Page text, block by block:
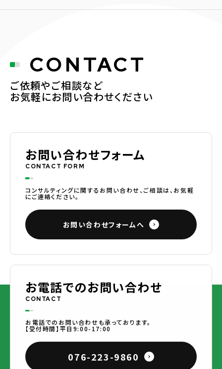
CONTACT
ご依頼やご相談など
お気軽にお問い合わせください
お問い合わせフォーム
CONTACT FORM
コンサルティングに関するお問い合わせ、ご相談は、お気軽
にご連絡ください。
お問い合わせフォームへ
お電話でのお問い合わせ
CONTACT
お電話でのお問い合わせも承っております。
【受付時間】平日9:00-17:00
076-223-9860